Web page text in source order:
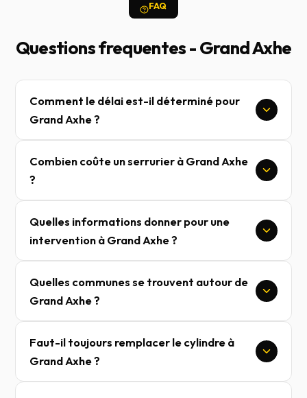
FAQ
Questions frequentes - Grand Axhe
Comment le délai est-il déterminé pour
Grand Axhe ?
Combien coûte un serrurier à Grand Axhe
?
Quelles informations donner pour une
intervention à Grand Axhe ?
Quelles communes se trouvent autour de
Grand Axhe ?
Faut-il toujours remplacer le cylindre à
Grand Axhe ?